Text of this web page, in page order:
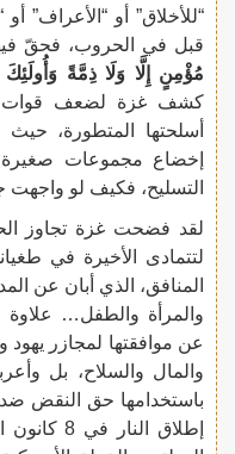
“للأخلاق” أو “الأعراف”
قبل في الحروب، فحقّ
مُؤْمِنٍ إِلَّا وَلَا ذِمَّةً
كشف غزة لضعف قوات
أسلحتها المتطورة،
إخضاع مجموعات
التسليح، فكيف لو
لقد فضحت غزة تجاوز
لتتمادى الأخيرة في
المنافق، الذي أبان عن
والمرأة والطفل…
عن موافقتها لمجازر يهود
والمال والسلاح، بل
باستخدامها حق النقض ضد